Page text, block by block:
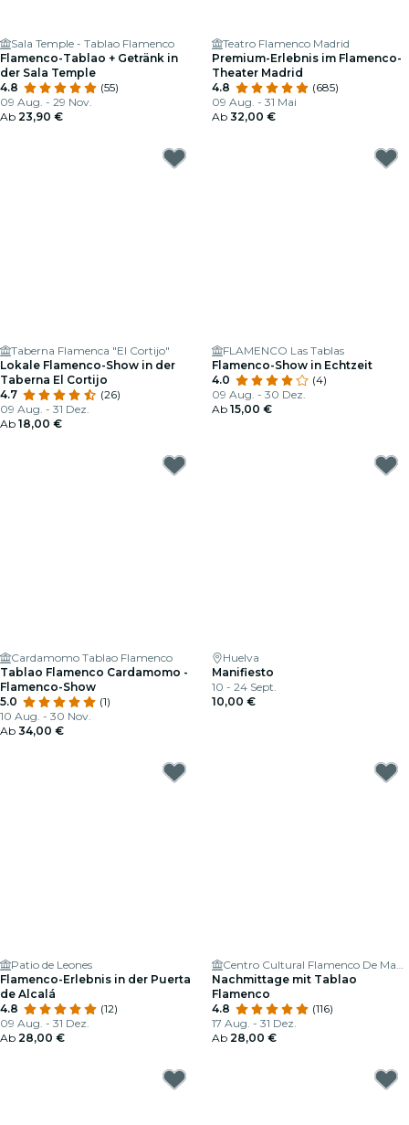
Sala Temple - Tablao Flamenco
Flamenco-Tablao + Getränk in
der Sala Temple
4.8
(55)
09 Aug. - 29 Nov.
Ab 23,90 €
Teatro Flamenco Madrid
Premium-Erlebnis im Flamenco-
Theater Madrid
4.8
(685)
09 Aug. - 31 Mai
Ab 32,00 €
Taberna Flamenca "El Cortijo"
Lokale Flamenco-Show in der
Taberna El Cortijo
4.7
(26)
09 Aug. - 31 Dez.
Ab 18,00 €
FLAMENCO Las Tablas
Flamenco-Show in Echtzeit
4.0
(4)
09 Aug. - 30 Dez.
Ab 15,00 €
Cardamomo Tablao Flamenco
Tablao Flamenco Cardamomo -
Flamenco-Show
5.0
(1)
10 Aug. - 30 Nov.
Ab 34,00 €
Huelva
Manifiesto
10 - 24 Sept.
10,00 €
Patio de Leones
Flamenco-Erlebnis in der Puerta
de Alcalá
4.8
(12)
09 Aug. - 31 Dez.
Ab 28,00 €
Centro Cultural Flamenco De Madrid
Nachmittage mit Tablao
Flamenco
4.8
(116)
17 Aug. - 31 Dez.
Ab 28,00 €